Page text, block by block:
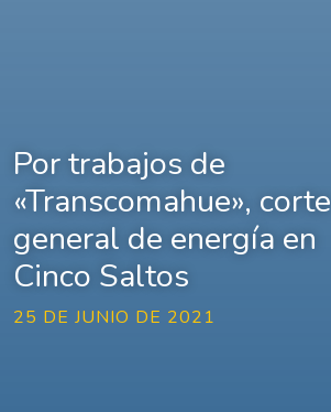
Por trabajos de
«Transcomahue», corte
general de energía en
Cinco Saltos
25 DE JUNIO DE 2021